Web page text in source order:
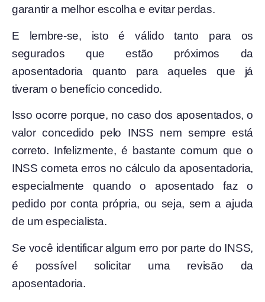
garantir a melhor escolha e evitar perdas.
E lembre-se, isto é válido tanto para os
segurados que estão próximos da
aposentadoria quanto para aqueles que já
tiveram o benefício concedido.
Isso ocorre porque, no caso dos aposentados, o
valor concedido pelo INSS nem sempre está
correto. Infelizmente, é bastante comum que o
INSS cometa erros no cálculo da aposentadoria,
especialmente quando o aposentado faz o
pedido por conta própria, ou seja, sem a ajuda
de um especialista.
Se você identificar algum erro por parte do INSS,
é possível solicitar uma revisão da
aposentadoria.